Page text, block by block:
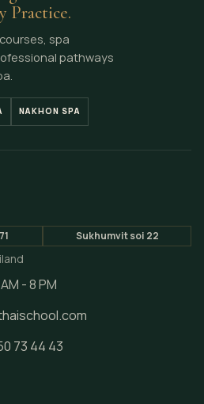
Practice.
spa
pathways
NAKHON SPA
Sukhumvit soi 22
- 8 PM
73 44 43